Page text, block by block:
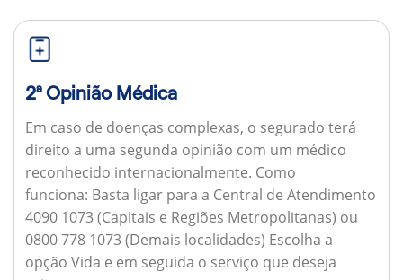
2ª Opinião Médica
Em caso de doenças complexas, o segurado terá
direito a uma segunda opinião com um médico
reconhecido internacionalmente. Como
funciona: Basta ligar para a Central de Atendimento
4090 1073 (Capitais e Regiões Metropolitanas) ou
0800 778 1073 (Demais localidades) Escolha a
opção Vida e em seguida o serviço que deseja